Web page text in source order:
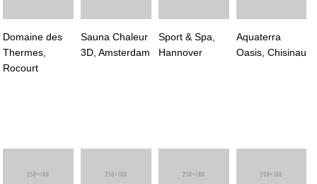
Domaine des
Thermes,
Rocourt
Sauna Chaleur
3D, Amsterdam
Sport & Spa,
Hannover
Aquaterra
Oasis, Chisinau